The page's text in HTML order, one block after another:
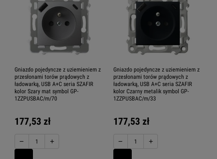
Gniazdo pojedyncze z uziemieniem z
przesłonami torów prądowych z
ładowarką, USB A+C seria SZAFIR
kolor Szary mat symbol GP-
1ZZPUSBAC/m/70
177,53 zł
− +
Gniazdo pojedyncze z uziemieniem z
przesłonami torów prądowych z
ładowarką, USB A+C seria SZAFIR
kolor Czarny metalik symbol GP-
1ZZPUSBAC/m/33
177,53 zł
− +